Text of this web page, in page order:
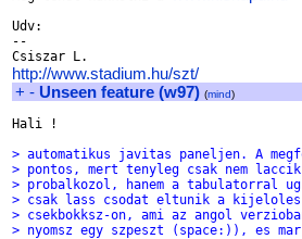
Udv:
--
http://www.stadium.hu/szt/
+ - Unseen feature (w97) (mind)
Hali !
> automatikus javitas paneljen. A
> pontos, mert tenyleg csak nem
> probalkozol, hanem a tabulatorral
> csak lass csodat eltunik a
> csekbokksz-on, ami az angol
> nyomsz egy szpeszt (space:)), es